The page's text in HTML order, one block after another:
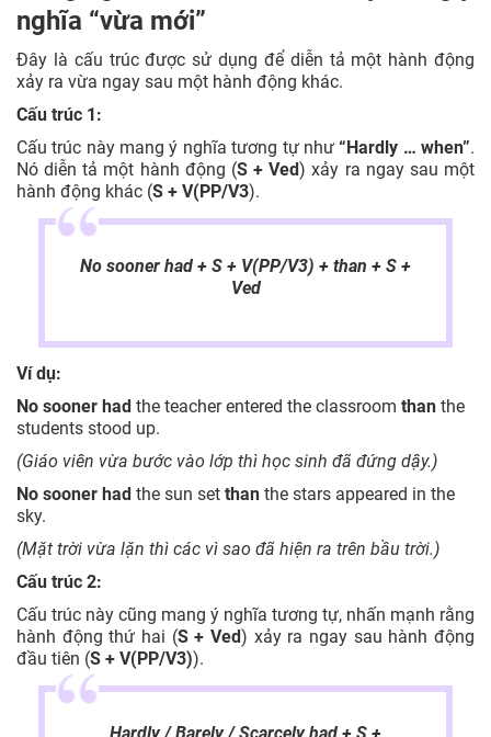
nghĩa “vừa mới”
Đây là cấu trúc được sử dụng để diễn tả một hành động
xảy ra vừa ngay sau một hành động khác.
Cấu trúc 1:
Cấu trúc này mang ý nghĩa tương tự như“Hardly … when”.
Nó diễn tả một hành động (S + Ved) xảy ra ngay sau một
hành động khác (S + V(PP/V3).
No sooner had + S + V(PP/V3) + than + S +
Ved
Ví dụ:
No sooner had the teacher entered the classroom than the
students stood up.
(Giáo viên vừa bước vào lớp thì học sinh đã đứng dậy.)
No sooner had the sun set than the stars appeared in the
sky.
(Mặt trời vừa lặn thì các vì sao đã hiện ra trên bầu trời.)
Cấu trúc 2:
Cấu trúc này cũng mang ý nghĩa tương tự, nhấn mạnh rằng
hành động thứ hai (S + Ved) xảy ra ngay sau hành động
đầu tiên (S + V(PP/V3)).